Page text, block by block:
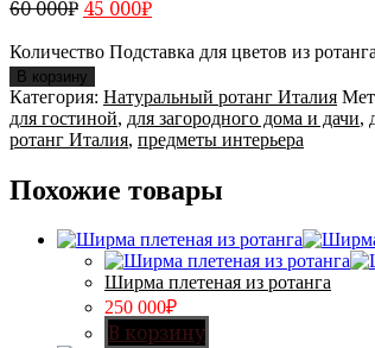
60 000₽ 45 000₽
Количество Подставка для цветов из ротанга
В корзину
Категория: Натуральный ротанг Италия
для гостиной, для загородного дома и дачи,
ротанг Италия, предметы интерьера
Похожие товары
Ширма плетеная из ротанга
250 000₽
В корзину